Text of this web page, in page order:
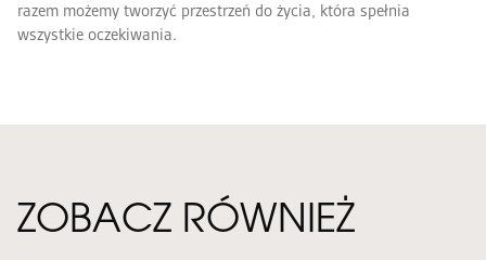
razem możemy tworzyć przestrzeń do życia, która spełnia
wszystkie oczekiwania.
ZOBACZ RÓWNIEŻ